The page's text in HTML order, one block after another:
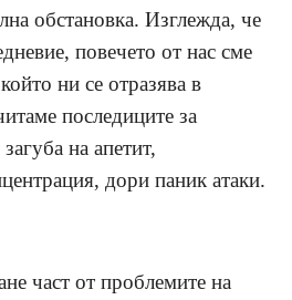
обстановка. Изглежда, че
повечето от нас сме
ни се отразява в
последиците за
на апетит,
дори паник атаки.
част от проблемите на